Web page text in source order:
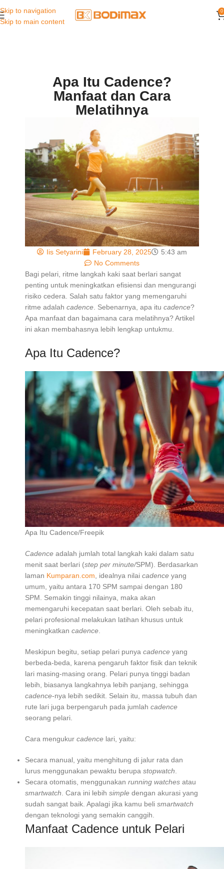
Skip to navigation
Skip to main content
0
Apa Itu Cadence?
Manfaat dan Cara
Melatihnya
Iis Setyarini February 28, 2025
5:43 am
No Comments
Bagi pelari, ritme langkah kaki saat berlari sangat
penting untuk meningkatkan efisiensi dan mengurangi
risiko cedera. Salah satu faktor yang memengaruhi
ritme adalah cadence. Sebenarnya, apa itu cadence?
Apa manfaat dan bagaimana cara melatihnya? Artikel
ini akan membahasnya lebih lengkap untukmu.
Apa Itu Cadence?
Apa Itu Cadence/Freepik
Cadence adalah jumlah total langkah kaki dalam satu
menit saat berlari (step per minute/SPM). Berdasarkan
laman Kumparan.com , idealnya nilai cadence yang
umum, yaitu antara 170 SPM sampai dengan 180
SPM. Semakin tinggi nilainya, maka akan
memengaruhi kecepatan saat berlari. Oleh sebab itu,
pelari profesional melakukan latihan khusus untuk
meningkatkan cadence
Meskipun begitu, setiap pelari punya cadence yang
berbeda-beda, karena pengaruh faktor fisik dan teknik
lari masing-masing orang. Pelari punya tinggi badan
lebih, biasanya langkahnya lebih panjang, sehingga
cadence-nya lebih sedikit. Selain itu, massa tubuh dan
rute lari juga berpengaruh pada jumlah cadence
seorang pelari.
Cara mengukur cadence lari, yaitu:
Secara manual, yaitu menghitung di jalur rata dan
lurus menggunakan pewaktu berupa stopwatch
Secara otomatis, menggunakan running watches atau
smartwatch . Cara ini lebih simple dengan akurasi yang
sudah sangat baik. Apalagi jika kamu beli smartwatch
dengan teknologi yang semakin canggih.
Manfaat Cadence untuk Pelari